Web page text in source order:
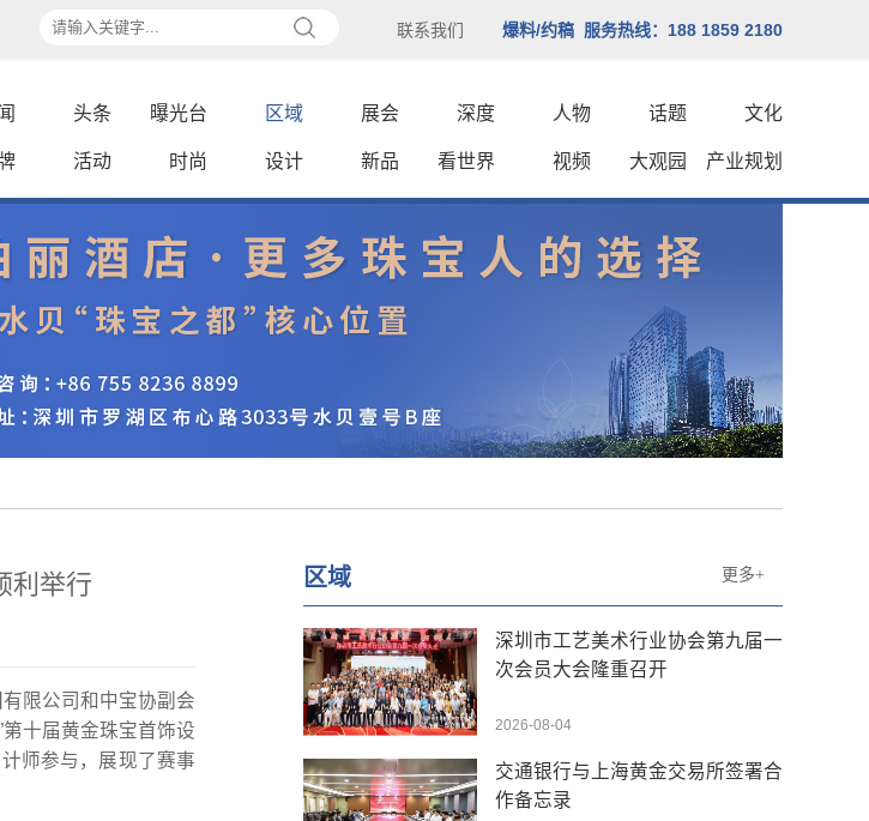
联系我们 爆料/约稿 服务热线：188 1859 2180
头条 曝光台 区域 展会 深度 人物 话题 文化
活动 时尚 设计 新品 看世界 视频 大观园 产业规划
利举行
限公司和中宝协副会
十届黄金珠宝首饰设
师参与，展现了赛事
区域 更多+
深圳市工艺美术行业协会第九届一
次会员大会隆重召开
2026-08-04
交通银行与上海黄金交易所签署合
作备忘录